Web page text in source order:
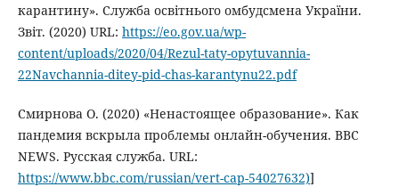
карантину». Служба освітнього омбудсмена України.
Звіт. (2020) URL: https://eo.gov.ua/wp-
content/uploads/2020/04/Rezul-taty-opytuvannia-
22Navchannia-ditey-pid-chas-karantynu22.pdf
Смирнова О. (2020) «Ненастоящее образование». Как
пандемия вскрыла проблемы онлайн-обучения. BBC
NEWS. Русская служба. URL:
https://www.bbc.com/russian/vert-cap-54027632)]